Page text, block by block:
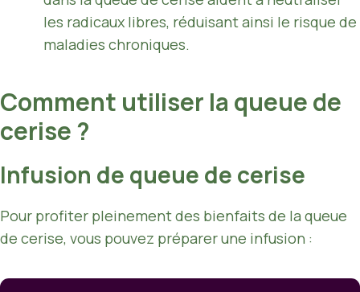
les radicaux libres, réduisant ainsi le risque de
maladies chroniques.
Comment utiliser la queue de
cerise ?
Infusion de queue de cerise
Pour profiter pleinement des bienfaits de la queue
de cerise, vous pouvez préparer une infusion :